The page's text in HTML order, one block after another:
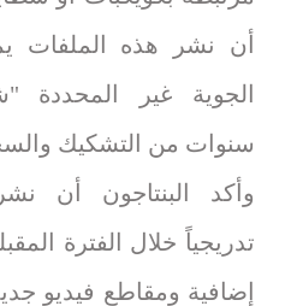
أن نشر هذه الملفات
الجوية غير المحددة
سنوات من التشكيك
وأكد البنتاجون أن
تدريجياً خلال الفترة
إضافية ومقاطع فيديو